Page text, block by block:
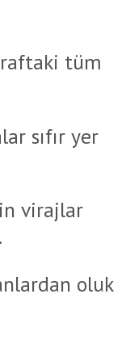
tüm
sıfır yer
virajlar
oluk